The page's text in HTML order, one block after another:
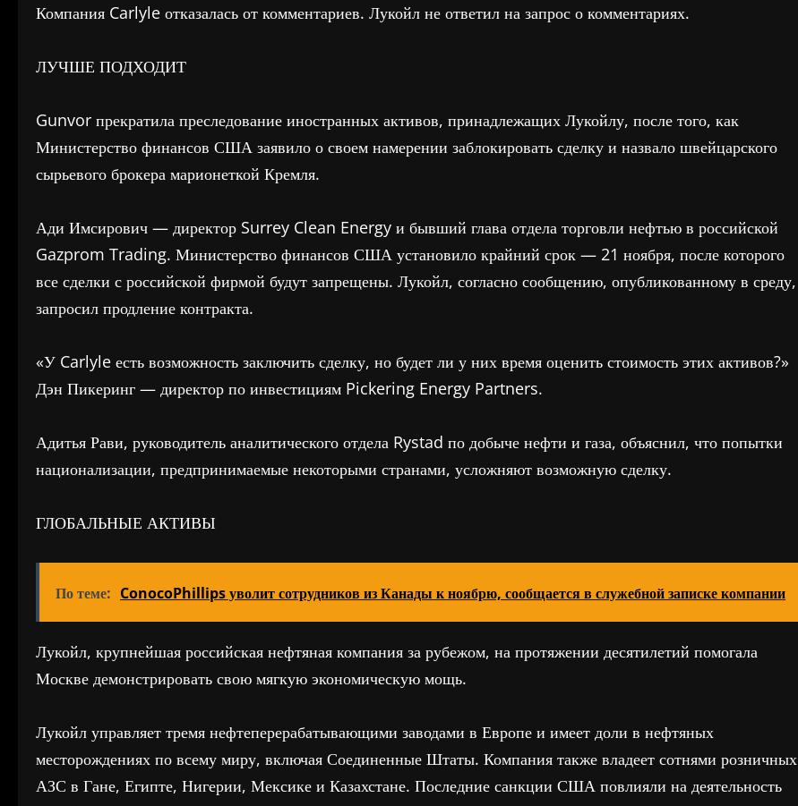
Компания Carlyle отказалась от комментариев. Лукойл не ответил на запрос о комментариях.
ЛУЧШЕ ПОДХОДИТ
Gunvor прекратила преследование иностранных активов, принадлежащих Лукойлу, после того, как
Министерство финансов США заявило о своем намерении заблокировать сделку и назвало швейцарского
сырьевого брокера марионеткой Кремля.
Ади Имсирович — директор Surrey Clean Energy и бывший глава отдела торговли нефтью в российской
Gazprom Trading. Министерство финансов США установило крайний срок — 21 ноября, после которого
все сделки с российской фирмой будут запрещены. Лукойл, согласно сообщению, опубликованному в среду,
запросил продление контракта.
«У Carlyle есть возможность заключить сделку, но будет ли у них время оценить стоимость этих активов?»
Дэн Пикеринг — директор по инвестициям Pickering Energy Partners.
Адитья Рави, руководитель аналитического отдела Rystad по добыче нефти и газа, объяснил, что попытки
национализации, предпринимаемые некоторыми странами, усложняют возможную сделку.
ГЛОБАЛЬНЫЕ АКТИВЫ
По теме: ConocoPhillips уволит сотрудников из Канады к ноябрю, сообщается в служебной записке компании
Лукойл, крупнейшая российская нефтяная компания за рубежом, на протяжении десятилетий помогала
Москве демонстрировать свою мягкую экономическую мощь.
Лукойл управляет тремя нефтеперерабатывающими заводами в Европе и имеет доли в нефтяных
месторождениях по всему миру, включая Соединенные Штаты. Компания также владеет сотнями розничных
АЗС в Гане, Египте, Нигерии, Мексике и Казахстане. Последние санкции США повлияли на деятельность